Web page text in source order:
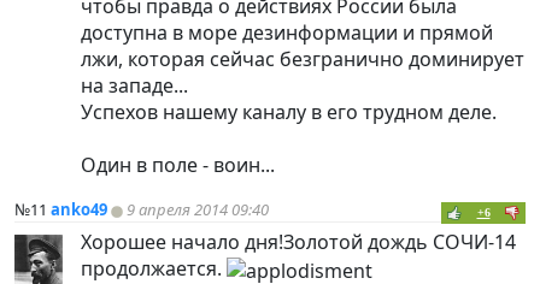
чтобы правда о действиях России была
доступна в море дезинформации и прямой
лжи, которая сейчас безгранично доминирует
на западе...
Успехов нашему каналу в его трудном деле.
Один в поле - воин...
№11 anko49 9 апреля 2014 09:40 +6
Хорошее начало дня!Золотой дождь СОЧИ-14
продолжается.